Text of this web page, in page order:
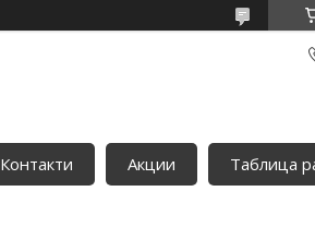
Контакти Акции Таблица